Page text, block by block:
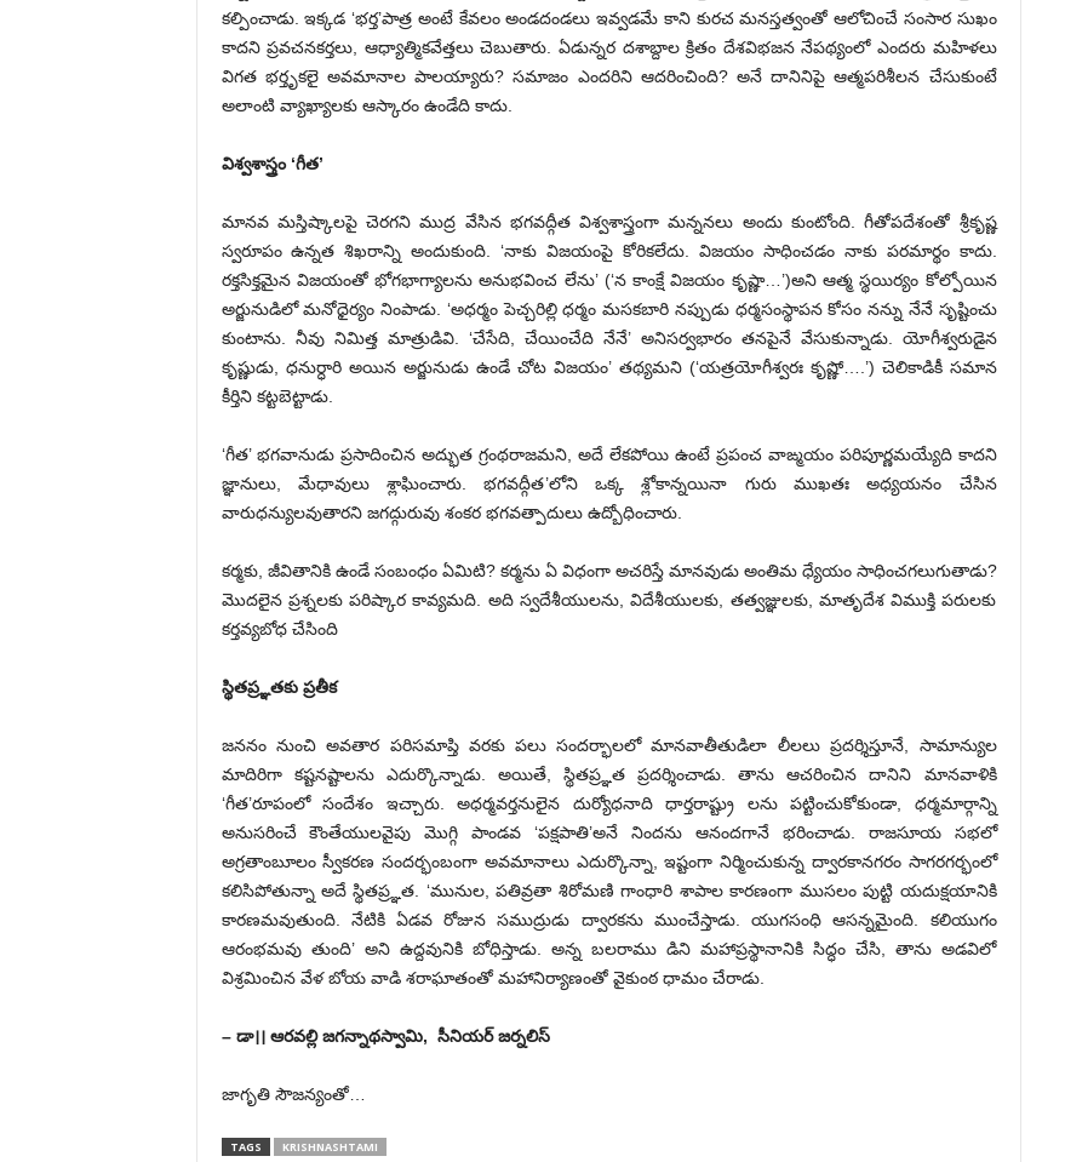
కల్పించాడు. ఇక్కడ ‘భర్త’పాత్ర అంటే కేవలం అండదండలు ఇవ్వడమే కాని కురచ మనస్తత్వంతో ఆలోచించే సంసార సుఖం
కాదని ప్రవచనకర్తలు, ఆధ్యాత్మికవేత్తలు చెబుతారు. ఏడున్నర దశాబ్దాల క్రితం దేశవిభజన నేపథ్యంలో ఎందరు మహిళలు
విగత భర్తృకలై అవమానాల పాలయ్యారు? సమాజం ఎందరిని ఆదరించింది? అనే దానినిపై ఆత్మపరిశీలన చేసుకుంటే
అలాంటి వ్యాఖ్యాలకు ఆస్కారం ఉండేది కాదు.
విశ్వశాస్త్రం ‘గీత’
మానవ మస్తిష్కాలపై చెరగని ముద్ర వేసిన భగవద్గీత విశ్వశాస్త్రంగా మన్ననలు అందు కుంటోంది. గీతోపదేశంతో శ్రీకృష్ణ
స్వరూపం ఉన్నత శిఖరాన్ని అందుకుంది. ‘నాకు విజయంపై కోరికలేదు. విజయం సాధించడం నాకు పరమార్థం కాదు.
రక్తసిక్తమైన విజయంతో భోగభాగ్యాలను అనుభవించ లేను’ (‘న కాంక్షే విజయం కృష్ణా…’)అని ఆత్మ స్థయిర్యం కోల్పోయిన
అర్జునుడిలో మనోధైర్యం నింపాడు. ‘అధర్మం పెచ్చరిల్లి ధర్మం మసకబారి నప్పుడు ధర్మసంస్థాపన కోసం నన్ను నేనే సృష్టించు
కుంటాను. నీవు నిమిత్త మాత్రుడివి. ‘చేసేది, చేయించేది నేనే’ అనిసర్వభారం తనపైనే వేసుకున్నాడు. యోగీశ్వరుడైన
కృష్ణుడు, ధనుర్ధారి అయిన అర్జునుడు ఉండే చోట విజయం’ తథ్యమని (‘యత్రయోగీశ్వరః కృష్ణో….’) చెలికాడికీ సమాన
కీర్తిని కట్టబెట్టాడు.
‘గీత’ భగవానుడు ప్రసాదించిన అద్భుత గ్రంథరాజమని, అదే లేకపోయి ఉంటే ప్రపంచ వాఙ్మయం పరిపూర్ణమయ్యేది కాదని
జ్ఞానులు, మేధావులు శ్లాఘించారు. భగవద్గీత’లోని ఒక్క శ్లోకాన్నయినా గురు ముఖతః అధ్యయనం చేసిన
వారుధన్యులవుతారని జగద్గురువు శంకర భగవత్పాదులు ఉద్బోధించారు.
కర్మకు, జీవితానికి ఉండే సంబంధం ఏమిటి? కర్మను ఏ విధంగా అచరిస్తే మానవుడు అంతిమ ధ్యేయం సాధించగలుగుతాడు?
మొదలైన ప్రశ్నలకు పరిష్కార కావ్యమది. అది స్వదేశీయులను, విదేశీయులకు, తత్వజ్ఞులకు, మాతృదేశ విముక్తి పరులకు
కర్తవ్యబోధ చేసింది
స్థితప్ర్ఞతకు ప్రతీక
జననం నుంచి అవతార పరిసమాప్తి వరకు పలు సందర్భాలలో మానవాతీతుడిలా లీలలు ప్రదర్శిస్తూనే, సామాన్యుల
మాదిరిగా కష్టనష్టాలను ఎదుర్కొన్నాడు. అయితే, స్థితప్ర్ఞత ప్రదర్శించాడు. తాను ఆచరించిన దానిని మానవాళికి
‘గీత’రూపంలో సందేశం ఇచ్చారు. అధర్మవర్తనులైన దుర్యోధనాది ధార్తరాష్ట్రు లను పట్టించుకోకుండా, ధర్మమార్గాన్ని
అనుసరించే కౌంతేయులవైపు మొగ్గి పాండవ ‘పక్షపాతి’అనే నిందను ఆనందగానే భరించాడు. రాజసూయ సభలో
అగ్రతాంబూలం స్వీకరణ సందర్భంబంగా అవమానాలు ఎదుర్కొన్నా, ఇష్టంగా నిర్మించుకున్న ద్వారకానగరం సాగరగర్భంలో
కలిసిపోతున్నా అదే స్థితప్ర్ఞత. ‘మునుల, పతివ్రతా శిరోమణి గాంధారి శాపాల కారణంగా ముసలం పుట్టి యదుక్షయానికి
కారణమవుతుంది. నేటికి ఏడవ రోజున సముద్రుడు ద్వారకను ముంచేస్తాడు. యుగసంధి ఆసన్నమైంది. కలియుగం
ఆరంభమవు తుంది’ అని ఉద్దవునికి బోధిస్తాడు. అన్న బలరాము డిని మహాప్రస్థానానికి సిద్ధం చేసి, తాను అడవిలో
విశ్రమించిన వేళ బోయ వాడి శరాఘాతంతో మహానిర్యాణంతో వైకుంఠ ధామం చేరాడు.
– డా।। ఆరవల్లి జగన్నాథస్వామి, సీనియర్‌ ‌జర్నలిస్‌
జాగృతి సౌజ‌న్యంతో…
TAGS KRISHNASHTAMI